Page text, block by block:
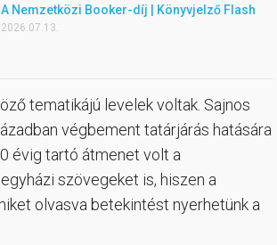
A Nemzetközi Booker-díj | Könyvjelző Flash
2026.07.13.
tematikájú levelek voltak. Sajnos
végbement tatárjárás hatására
évig tartó átmenet volt a
szövegeket is, hiszen a
olvasva betekintést nyerhetünk a